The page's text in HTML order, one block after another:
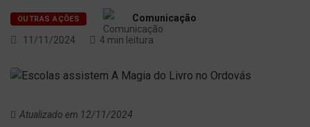
OUTRAS AÇÕES
Comunicação
11/11/2024
4 min leitura
Atualizado em 12/11/2024